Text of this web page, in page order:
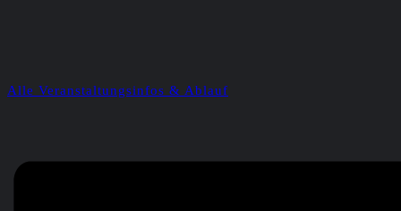
Alle Veranstaltungsinfos & Ablauf